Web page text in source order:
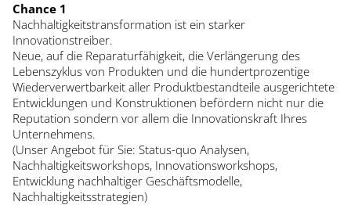
Chance 1
Nachhaltigkeitstransformation ist ein starker
Innovationstreiber.
Neue, auf die Reparaturfähigkeit, die Verlängerung des
Lebenszyklus von Produkten und die hundertprozentige
Wiederverwertbarkeit aller Produktbestandteile ausgerichtete
Entwicklungen und Konstruktionen befördern nicht nur die
Reputation sondern vor allem die Innovationskraft Ihres
Unternehmens.
(Unser Angebot für Sie: Status-quo Analysen,
Nachhaltigkeitsworkshops, Innovationsworkshops,
Entwicklung nachhaltiger Geschäftsmodelle,
Nachhaltigkeitsstrategien)